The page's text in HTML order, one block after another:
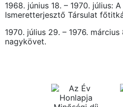
1968. június 18. – 1970. július:
Ismeretterjesztő Társulat
1970. július 29. – 1976.
nagykövet.